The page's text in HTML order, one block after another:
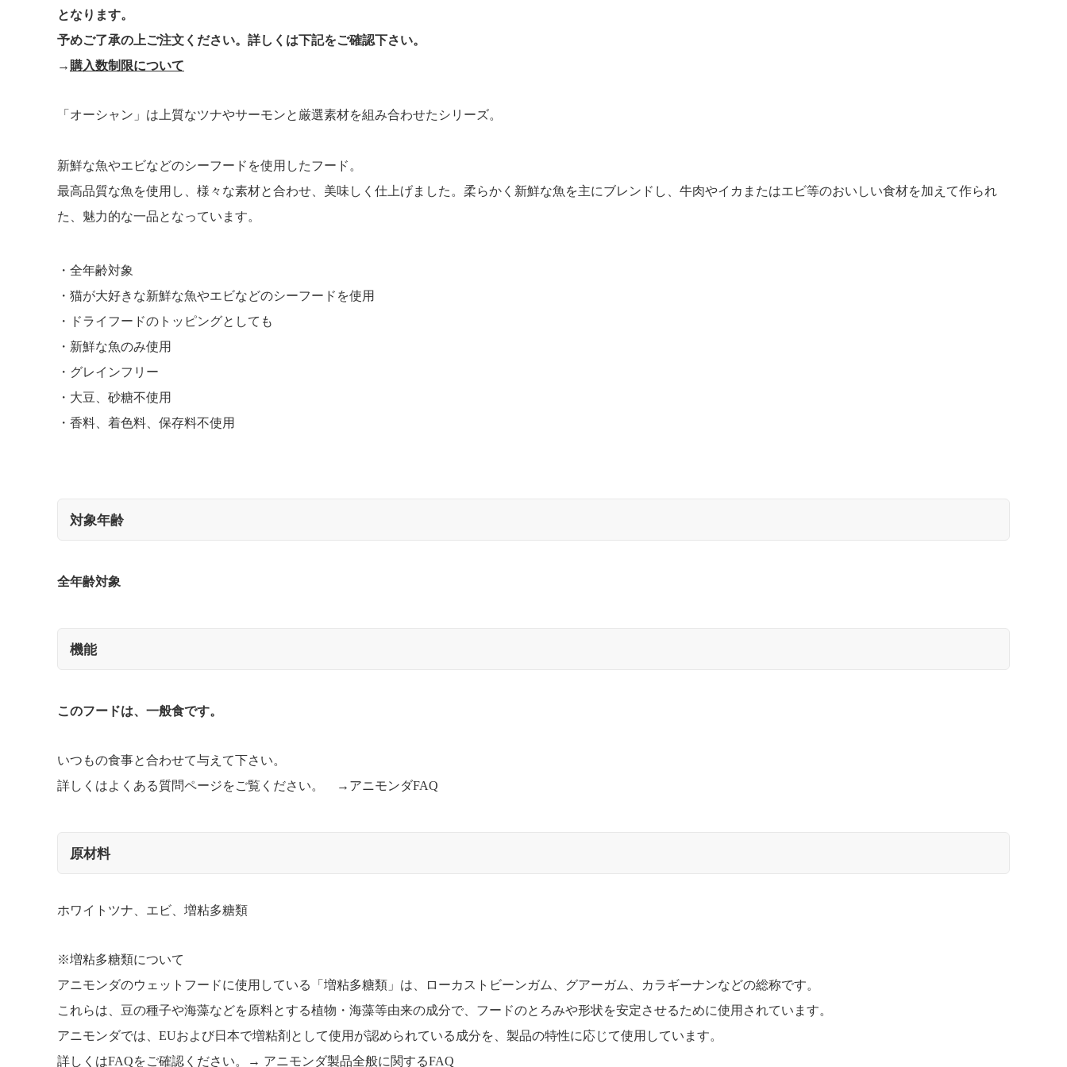
となります。
予めご了承の上ご注文ください。詳しくは下記をご確認下さい。
→ 購入数制限について
「オーシャン」は上質なツナやサーモンと厳選素材を組み合わせたシリーズ。
新鮮な魚やエビなどのシーフードを使用したフード。
最高品質な魚を使用し、様々な素材と合わせ、美味しく仕上げました。柔らかく新鮮な魚を主にブレンドし、牛肉やイカまたはエビ等のおいしい食材を加えて作られ
た、魅力的な一品となっています。
全年齢対象
猫が大好きな新鮮な魚やエビなどのシーフードを使用
ドライフードのトッピングとしても
新鮮な魚のみ使用
グレインフリー
大豆、砂糖不使用
香料、着色料、保存料不使用
対象年齢
全年齢対象
機能
このフードは、一般食です。
いつもの食事と合わせて与えて下さい。
詳しくはよくある質問ページをご覧ください。 → アニモンダFAQ
原材料
ホワイトツナ、エビ、増粘多糖類
※増粘多糖類について
アニモンダのウェットフードに使用している「増粘多糖類」は、ローカストビーンガム、グアーガム、カラギーナンなどの総称です。
これらは、豆の種子や海藻などを原料とする植物・海藻等由来の成分で、フードのとろみや形状を安定させるために使用されています。
アニモンダでは、EUおよび日本で増粘剤として使用が認められている成分を、製品の特性に応じて使用しています。
詳しくはFAQをご確認ください。→ アニモンダ製品全般に関するFAQ